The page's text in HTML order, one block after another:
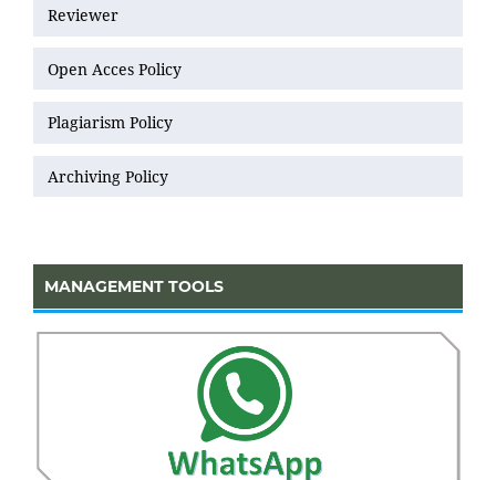
Reviewer
Open Acces Policy
Plagiarism Policy
Archiving Policy
MANAGEMENT TOOLS